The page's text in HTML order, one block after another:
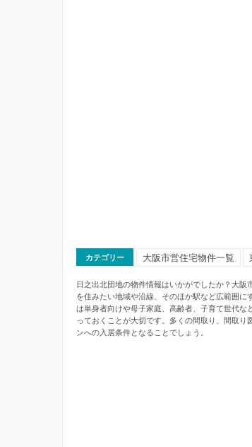
カテゴリー 大阪市営住宅物件一覧
日之出北団地の物件情報はいかがでしたか？大
を住みたい地域や沿線、そのほか駅など広範囲
は単身者向けや母子家庭、高齢者、子育て世代
っておくことが大切です。多くの間取り、間取
ンへの入居条件となることでしょう。